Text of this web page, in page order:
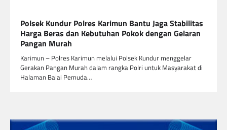
Polsek Kundur Polres Karimun Bantu Jaga Stabilitas
Harga Beras dan Kebutuhan Pokok dengan Gelaran
Pangan Murah
Karimun – Polres Karimun melalui Polsek Kundur menggelar
Gerakan Pangan Murah dalam rangka Polri untuk Masyarakat di
Halaman Balai Pemuda…